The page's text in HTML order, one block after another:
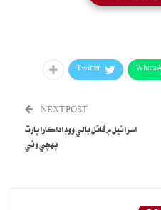
جي پاليسين خلاف دٻاءُ وڌو وڃي.
Twitter
NEXT POST
اسرائيل ۾ ڦاٿل بالي ووڊ اداڪارا ڀارت
پهچي وئي